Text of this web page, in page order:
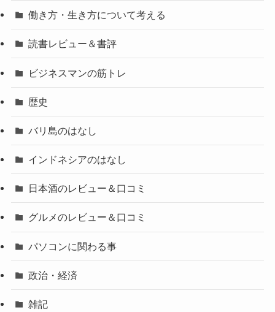
働き方・生き方について考える
読書レビュー＆書評
ビジネスマンの筋トレ
歴史
バリ島のはなし
インドネシアのはなし
日本酒のレビュー＆口コミ
グルメのレビュー＆口コミ
パソコンに関わる事
政治・経済
雑記